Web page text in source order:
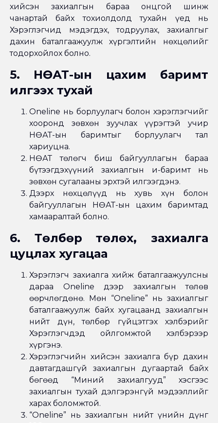
хийсэн захиалгын бараа онцгой шинж
чанартай байх тохиолдолд тухайн үед нь
Хэрэглэгчид мэдэгдэх, тодруулах, захиалгыг
дахин баталгаажуулж хүргэлтийн нөхцөлийг
тодорхойлох болно.
5. НӨАТ-ын цахим баримт
илгээх тухай
Oneline нь борлуулагч болон хэрэглэгчийг
хооронд зөвхөн зуучлах үүрэгтэй учир
НӨАТ-ын баримтыг борлуулагч тал
хариуцна.
НӨАТ төлөгч биш байгууллагын бараа
бүтээгдэхүүний захиалгын и-баримт нь
зөвхөн сугалааны эрхтэй илгээгдэнэ.
Дээрх нөхцөлүүд нь хувь хүн болон
байгууллагын НӨАТ-ын цахим баримтад
хамааралтай болно.
6. Төлбөр төлөх, захиалга
цуцлах хугацаа
Хэрэглэгч захиалга хийж баталгаажуулсны
дараа Oneline дээр захиалгын төлөв
өөрчлөгдөнө. Мөн “Oneline” нь захиалгыг
баталгаажуулж байх хугацаанд захиалгын
нийт дүн, төлбөр гүйцэтгэх хэлбэрийг
Хэрэглэгчдэд ойлгомжтой хэлбэрээр
хүргэнэ.
Хэрэглэгчийн хийсэн захиалга бүр дахин
давтагдашгүй захиалгын дугаартай байх
бөгөөд “Миний захиалгууд” хэсгээс
захиалгын тухай дэлгэрэнгүй мэдээллийг
харах боломжтой.
“Oneline” нь захиалгын нийт үнийн дүнг